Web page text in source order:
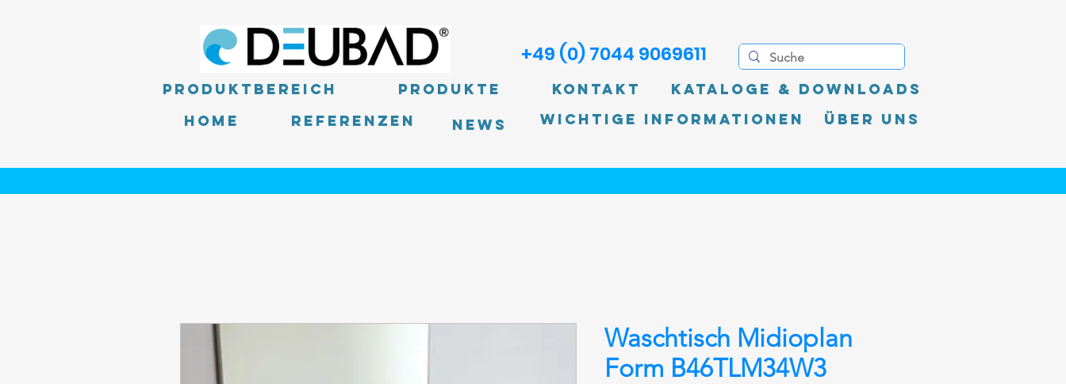
Produktbereich
Produkte
Home
Referenzen News
+49 (0) 7044 9069611
Kontakt
Kataloge & Downloads
Wichtige Informationen
Über uns
Waschtisch Midioplan
Form B46TLM34W3